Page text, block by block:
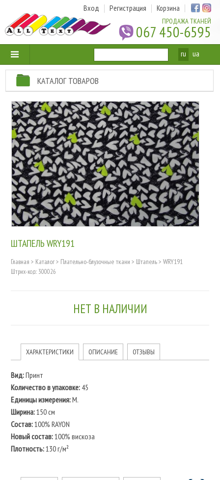
ПРОДАЖА ТКАНЕЙ
067 450-6595
Вход Регистрация Корзина
ru ua
КАТАЛОГ ТОВАРОВ
ШТАПЕЛЬ WRY191
Главная > Каталог> Плательно-блузочные ткани > Штапель> WRY191
Штрих-код: 300026
НЕТ В НАЛИЧИИ
ХАРАКТЕРИСТИКИ ОПИСАНИЕ ОТЗЫВЫ
Вид:Принт
Количество в упаковке:45
Единицы измерения:М.
Ширина:150 см
Состав:100% RAYON
Новый состав:100% вискоза
Плотность:130 г/м²